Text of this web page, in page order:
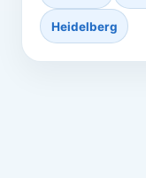
Heidelberg